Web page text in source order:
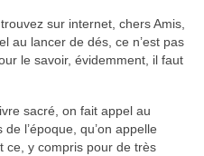
ABC
Théodule
sur internet, chers Amis,
au lancer de dés, ce n’est pas
le savoir, évidemment, il faut
sacré, on fait appel au
l’époque, qu’on appelle
ce, y compris pour de très